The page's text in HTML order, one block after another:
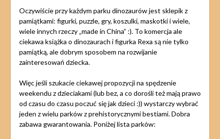
Oczywiście przy każdym parku dinozaurów jest sklepik z
pamiątkami: figurki, puzzle, gry, koszulki, maskotki i wiele,
wiele innych rzeczy „made in China” :). To komercja ale
ciekawa książka o dinozaurach i figurka Rexa są nie tylko
pamiątką, ale dobrym sposobem na rozwijanie
zainteresowań dziecka.
Więc jeśli szukacie ciekawej propozycji na spędzenie
weekendu z dzieciakami (lub bez, a co dorośli też mają prawo
od czasu do czasu poczuć się jak dzieci :)) wystarczy wybrać
jeden z wielu parków z prehistorycznymi bestiami. Dobra
zabawa gwarantowania. Poniżej lista parków: